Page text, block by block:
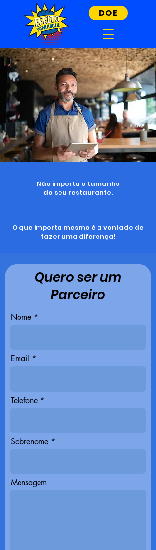
DOE
Quero ser um
Parceiro
Nome
Email
Telefone
Sobrenome
Mensagem
Não importa o tamanho
do seu restaurante.
O que importa mesmo é a vontade de
fazer uma diferença!